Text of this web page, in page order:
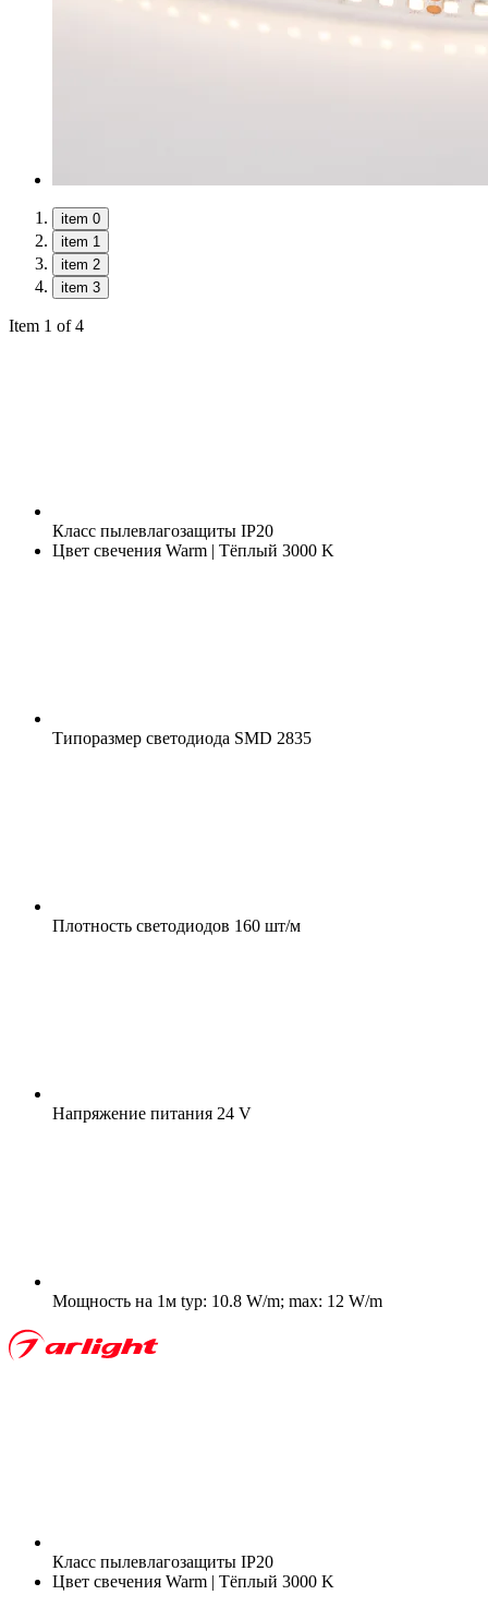
item 0
item 1
item 2
item 3
Item 1 of 4
Класс пылевлагозащиты IP20
Цвет свечения Warm | Тёплый 3000 K
Типоразмер светодиода SMD 2835
Плотность светодиодов 160 шт/м
Напряжение питания 24 V
Мощность на 1м typ: 10.8 W/m; max: 12 W/m
Класс пылевлагозащиты IP20
Цвет свечения Warm | Тёплый 3000 K